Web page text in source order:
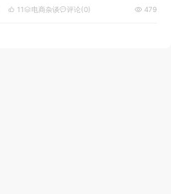
 11  479
 电商杂谈评论(0)